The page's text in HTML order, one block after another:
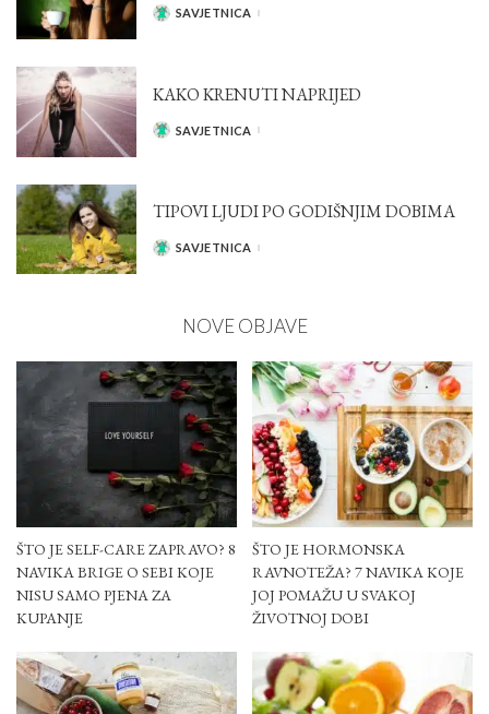
POSTED
SAVJETNICA
KAKO KRENUTI NAPRIJED
POSTED
SAVJETNICA
TIPOVI LJUDI PO GODIŠNJIM DOBIMA
POSTED
SAVJETNICA
NOVE OBJAVE
ŠTO JE SELF-CARE ZAPRAVO? 8
NAVIKA BRIGE O SEBI KOJE
NISU SAMO PJENA ZA
KUPANJE
ŠTO JE HORMONSKA
RAVNOTEŽA? 7 NAVIKA KOJE
JOJ POMAŽU U SVAKOJ
ŽIVOTNOJ DOBI